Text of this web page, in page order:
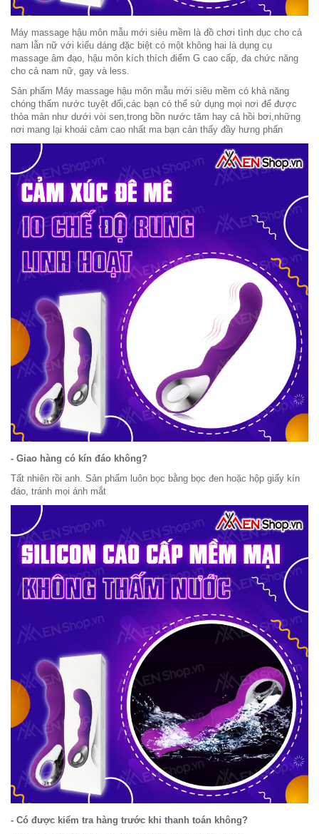
Máy massage hậu môn mẫu mới siêu mềm là đồ chơi tình dục cho cả
nam lẫn nữ với kiểu dáng đặc biệt có một không hai là dụng cụ
massage âm đạo, hậu môn kích thích điểm G cao cấp, đa chức năng
cho cả nam nữ, gay và less.
Sản phẩm Máy massage hậu môn mẫu mới siêu mềm có khả năng
chóng thấm nước tuyệt đối,các bạn có thể sử dụng mọi nơi để được
thỏa mản như dưới vòi sen,trong bồn nước tăm hay cả hồi bơi,những
nơi mang lại khoái cảm cao nhất ma bạn cản thấy đầy hưng phấn
- Giao hàng có kín đáo không?
Tất nhiên rồi anh. Sản phẩm luôn bọc bằng bọc đen hoặc hộp giấy kín
đáo, tránh mọi ánh mắt
- Có được kiểm tra hàng trước khi thanh toán không?